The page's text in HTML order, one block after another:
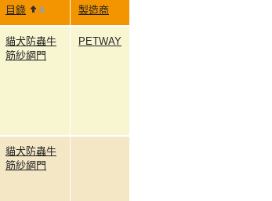
目錄 製造商
貓犬防蟲牛
筋紗網門
PETWAY
貓犬防蟲牛
筋紗網門